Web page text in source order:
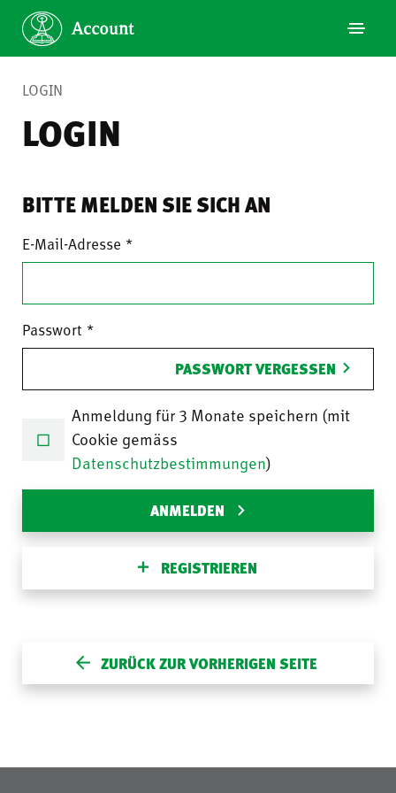
LOGIN
LOGIN
BITTE MELDEN SIE SICH AN
E-Mail-Adresse
Passwort
PASSWORT VERGESSEN
Anmeldung für 3 Monate speichern (mit
Cookie gemäss
Datenschutzbestimmungen)
ANMELDEN
REGISTRIEREN
ZURÜCK ZUR VORHERIGEN SEITE